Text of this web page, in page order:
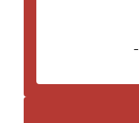
-